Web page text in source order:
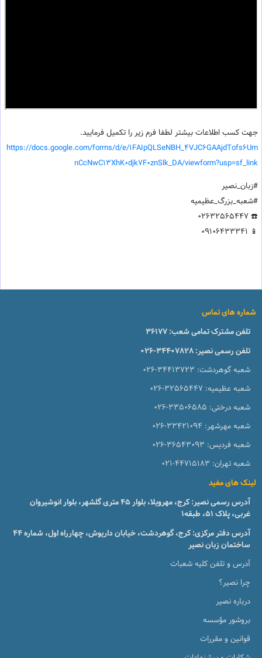
جهت کسب اطلاعات بیشتر لطفا فرم زیر را تکمیل فرمایید.
https://docs.google.com/forms/d/e/1FAIpQLSeNBH_4VJC6GAAjdTofs6Um
nCcNwC13XhK0djk7F0znSlk_DA/viewform?usp=sf_link
#زبان_نصیر
#شعبه_بزرگ_عظیمیه
☎️ 02632565447
📱 09106433341
شماره های تماس
تلفن مشترک تمامی شعب:36177
تلفن رسمی نصیر:026-34407828
شعبه گوهردشت: 026-34413723
شعبه عظیمیه: 026-32565447
شعبه درختی: 026-33506585
شعبه مهرشهر: 026-33421094
شعبه فردیس: 026-36543093
شعبه تهران: 021-44715183
لینک های مفید
آدرس رسمی نصیر: کرج، مهرویلا، بلوار 45 متری گلشهر، بلوار انوشیروان
غربی، پلاک 51، طبقه1
آدرس دفتر مرکزی: کرج، گوهردشت، خیابان داریوش، چهارراه اول، شماره ۴۴
ساختمان زبان نصیر
آدرس و تلفن کلیه شعبات
چرا نصیر؟
درباره نصیر
بروشور مؤسسه
قوانین و مقررات